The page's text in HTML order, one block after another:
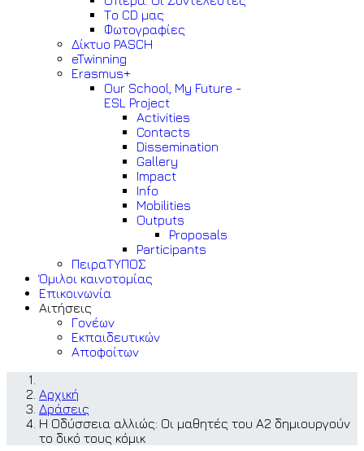
Το CD μας
Φωτογραφίες
Δίκτυο PASCH
eTwinning
Erasmus+
Our School, My Future -
ESL Project
Activities
Contacts
Dissemination
Gallery
Impact
Info
Mobilities
Outputs
Proposals
Participants
ΠειραΤΥΠΟΣ
Όμιλοι καινοτομίας
Επικοινωνία
Αιτήσεις
Γονέων
Εκπαιδευτικών
Αποφοίτων
Αρχική
Δράσεις
Η Οδύσσεια αλλιώς: Οι μαθητές του Α2 δημιουργούν
το δικό τους κόμικ